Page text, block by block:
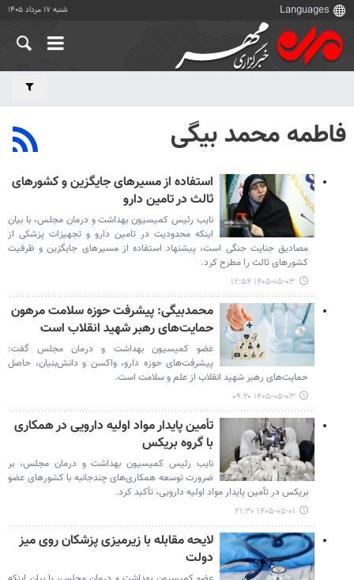
شنبه ۱۷ مرداد ۱۴۰۵
فاطمه محمد بیگی
استفاده از مسیرهای جایگزین و کشورهای
ثالث در تامین دارو
نایب رئیس کمیسیون بهداشت و درمان مجلس، با بیان
اینکه محدودیت در تامین دارو و تجهیزات پزشکی از
مصادیق جنایت جنگی است، پیشنهاد استفاده از مسیرهای جایگزین و ظرفیت
کشورهای ثالث را مطرح کرد.
۱۴۰۵-۰۵-۰۳ ۱۲:۵۴
محمدبیگی: پیشرفت حوزه سلامت مرهون
حمایت‌های رهبر شهید انقلاب است
عضو کمیسیون بهداشت و درمان مجلس گفت:
پیشرفت‌های حوزه دارو، واکسن و دانش‌بنیان، حاصل
حمایت‌های رهبر شهید انقلاب از علم و سلامت است.
۱۴۰۵-۰۵-۰۳ ۰۹:۲۰
تأمین پایدار مواد اولیه دارویی در همکاری
با گروه بریکس
نایب رئیس کمیسیون بهداشت و درمان مجلس، بر
ضرورت توسعه همکاری‌های چندجانبه با کشورهای عضو
بریکس در تأمین پایدار مواد اولیه دارویی، تأکید کرد.
۱۴۰۵-۰۵-۰۱ ۲۱:۳۰
لایحه مقابله با زیرمیزی پزشکان روی میز
دولت